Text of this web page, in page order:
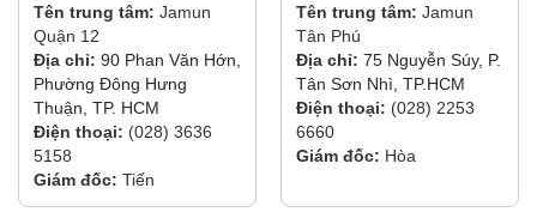
Tên trung tâm: Jamun
Quận 12
Địa chỉ: 90 Phan Văn Hớn,
Phường Đông Hưng
Thuận, TP. HCM
Điện thoại: (028) 3636
5158
Giám đốc: Tiến
Tên trung tâm: Jamun
Tân Phú
Địa chỉ: 75 Nguyễn Súy, P.
Tân Sơn Nhì, TP.HCM
Điện thoại: (028) 2253
6660
Giám đốc: Hòa